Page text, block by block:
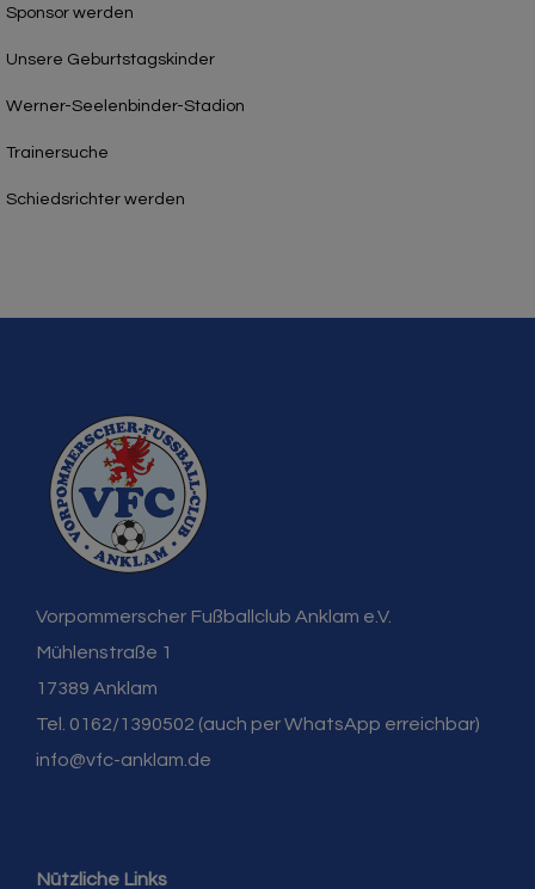
Sponsor werden
Unsere Geburtstagskinder
Werner-Seelenbinder-Stadion
Trainersuche
Schiedsrichter werden
Vorpommerscher Fußballclub Anklam e.V.
Mühlenstraße 1
17389 Anklam
Tel. 0162/1390502 (auch per WhatsApp erreichbar)
info@vfc-anklam.de
Nützliche Links